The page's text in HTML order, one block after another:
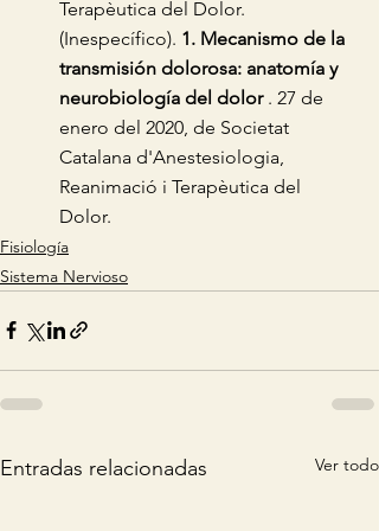
Terapèutica del Dolor.
(Inespecífico). 1. Mecanismo de la
transmisión dolorosa: anatomía y
neurobiología del dolor . 27 de
enero del 2020, de Societat
Catalana d'Anestesiologia,
Reanimació i Terapèutica del
Dolor.
Fisiología
Sistema Nervioso
Entradas relacionadas Ver todo